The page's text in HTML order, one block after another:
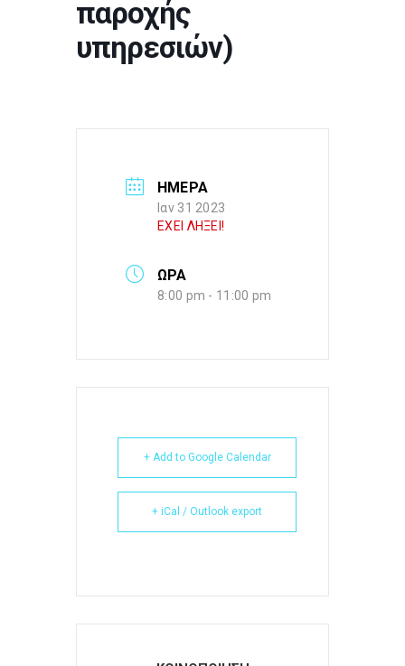
παροχής
υπηρεσιών)
ΗΜΕΡΑ
Ιαν 31 2023
ΕΧΕΙ ΛΗΞΕΙ!
ΩΡΑ
8:00 pm - 11:00 pm
+ Add to Google Calendar
+ iCal / Outlook export